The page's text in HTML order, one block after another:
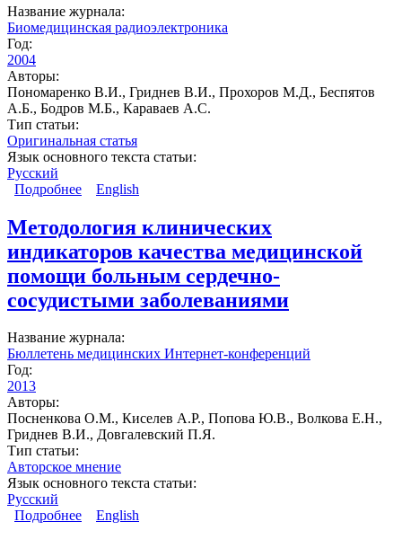
Название журнала:
Биомедицинская радиоэлектроника
Год:
2004
Авторы:
Пономаренко В.И., Гриднев В.И., Прохоров М.Д., Беспятов
А.Б., Бодров М.Б., Караваев А.С.
Тип статьи:
Оригинальная статья
Язык основного текста статьи:
Русский
Подробнее о Синхронизация сердцебиения и ритма регуляции
English
Методология клинических
индикаторов качества медицинской
помощи больным сердечно-
сосудистыми заболеваниями
Название журнала:
Бюллетень медицинских Интернет-конференций
Год:
2013
Авторы:
Посненкова О.М., Киселев А.Р., Попова Ю.В., Волкова Е.Н.,
Гриднев В.И., Довгалевский П.Я.
Тип статьи:
Авторское мнение
Язык основного текста статьи:
Русский
Подробнее о Методология клинических индикаторов качества
English